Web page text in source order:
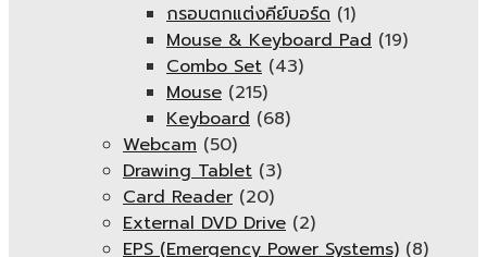
กรอบตกแต่งคีย์บอร์ด (1)
Mouse & Keyboard Pad (19)
Combo Set (43)
Mouse (215)
Keyboard (68)
Webcam (50)
Drawing Tablet (3)
Card Reader (20)
External DVD Drive (2)
EPS (Emergency Power Systems) (8)